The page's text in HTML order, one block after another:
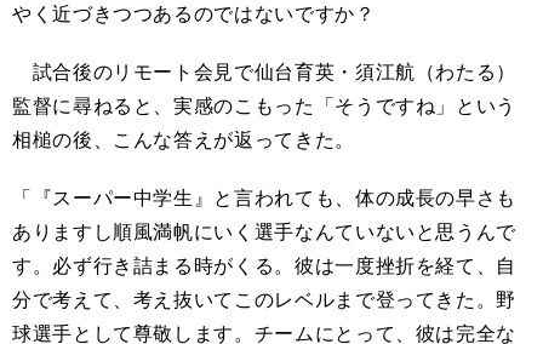
やく近づきつつあるのではないですか？
試合後のリモート会見で仙台育英・須江航（わたる）
監督に尋ねると、実感のこもった「そうですね」という
相槌の後、こんな答えが返ってきた。
「『スーパー中学生』と言われても、体の成長の早さも
ありますし順風満帆にいく選手なんていないと思うんで
す。必ず行き詰まる時がくる。彼は一度挫折を経て、自
分で考えて、考え抜いてこのレベルまで登ってきた。野
球選手として尊敬します。チームにとって、彼は完全な